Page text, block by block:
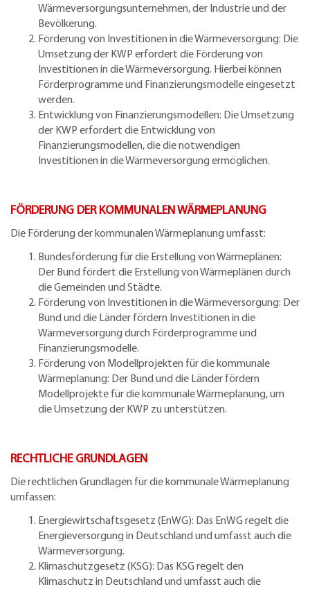
Wärmeversorgungsunternehmen, der Industrie und der
Bevölkerung.
Förderung von Investitionen in die Wärmeversorgung: Die
Umsetzung der KWP erfordert die Förderung von
Investitionen in die Wärmeversorgung. Hierbei können
Förderprogramme und Finanzierungsmodelle eingesetzt
werden.
Entwicklung von Finanzierungsmodellen: Die Umsetzung
der KWP erfordert die Entwicklung von
Finanzierungsmodellen, die die notwendigen
Investitionen in die Wärmeversorgung ermöglichen.
FÖRDERUNG DER KOMMUNALEN WÄRMEPLANUNG
Die Förderung der kommunalen Wärmeplanung umfasst:
Bundesförderung für die Erstellung von Wärmeplänen:
Der Bund fördert die Erstellung von Wärmeplänen durch
die Gemeinden und Städte.
Förderung von Investitionen in die Wärmeversorgung: Der
Bund und die Länder fördern Investitionen in die
Wärmeversorgung durch Förderprogramme und
Finanzierungsmodelle.
Förderung von Modellprojekten für die kommunale
Wärmeplanung: Der Bund und die Länder fördern
Modellprojekte für die kommunale Wärmeplanung, um
die Umsetzung der KWP zu unterstützen.
RECHTLICHE GRUNDLAGEN
Die rechtlichen Grundlagen für die kommunale Wärmeplanung
umfassen:
Energiewirtschaftsgesetz (EnWG): Das EnWG regelt die
Energieversorgung in Deutschland und umfasst auch die
Wärmeversorgung.
Klimaschutzgesetz (KSG): Das KSG regelt den
Klimaschutz in Deutschland und umfasst auch die